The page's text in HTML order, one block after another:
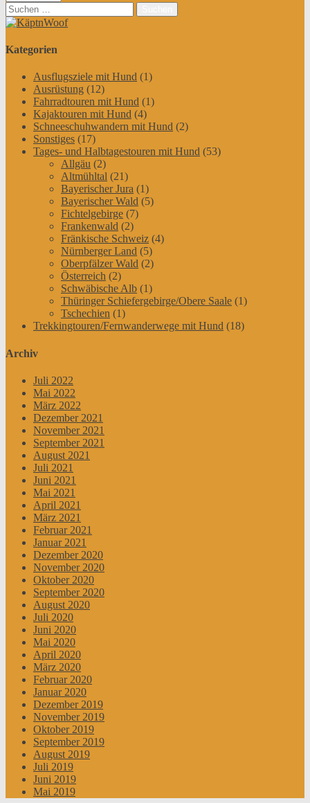
Suchen
nach:
Kategorien
Ausflugsziele mit Hund (1)
Ausrüstung (12)
Fahrradtouren mit Hund (1)
Kajaktouren mit Hund (4)
Schneeschuhwandern mit Hund (2)
Sonstiges (17)
Tages- und Halbtagestouren mit Hund (53)
Allgäu (2)
Altmühltal (21)
Bayerischer Jura (1)
Bayerischer Wald (5)
Fichtelgebirge (7)
Frankenwald (2)
Fränkische Schweiz (4)
Nürnberger Land (5)
Oberpfälzer Wald (2)
Österreich (2)
Schwäbische Alb (1)
Thüringer Schiefergebirge/Obere Saale (1)
Tschechien (1)
Trekkingtouren/Fernwanderwege mit Hund (18)
Archiv
Juli 2022
Mai 2022
März 2022
Dezember 2021
November 2021
September 2021
August 2021
Juli 2021
Juni 2021
Mai 2021
April 2021
März 2021
Februar 2021
Januar 2021
Dezember 2020
November 2020
Oktober 2020
September 2020
August 2020
Juli 2020
Juni 2020
Mai 2020
April 2020
März 2020
Februar 2020
Januar 2020
Dezember 2019
November 2019
Oktober 2019
September 2019
August 2019
Juli 2019
Juni 2019
Mai 2019